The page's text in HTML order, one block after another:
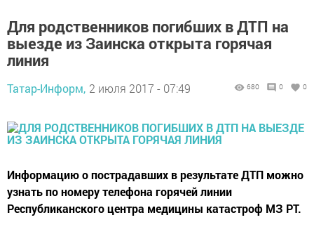
Для родственников погибших в ДТП на
выезде из Заинска открыта горячая
линия
Татар-Информ, 2 июля 2017 - 07:49 680 0 0
Информацию о пострадавших в результате ДТП можно
узнать по номеру телефона горячей линии
Республиканского центра медицины катастроф МЗ РТ.